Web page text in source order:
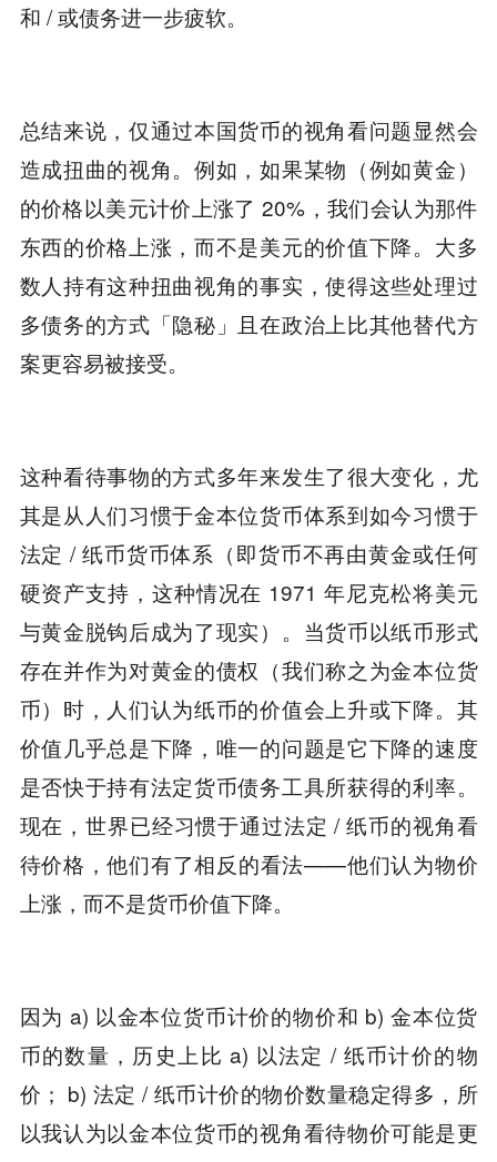
和 / 或债务进一步疲软。
总结来说，仅通过本国货币的视角看问题显然会
造成扭曲的视角。例如，如果某物（例如黄金）
的价格以美元计价上涨了 20%，我们会认为那件
东西的价格上涨，而不是美元的价值下降。大多
数人持有这种扭曲视角的事实，使得这些处理过
多债务的方式「隐秘」且在政治上比其他替代方
案更容易被接受。
这种看待事物的方式多年来发生了很大变化，尤
其是从人们习惯于金本位货币体系到如今习惯于
法定 / 纸币货币体系（即货币不再由黄金或任何
硬资产支持，这种情况在 1971 年尼克松将美元
与黄金脱钩后成为了现实）。当货币以纸币形式
存在并作为对黄金的债权（我们称之为金本位货
币）时，人们认为纸币的价值会上升或下降。其
价值几乎总是下降，唯一的问题是它下降的速度
是否快于持有法定货币债务工具所获得的利率。
现在，世界已经习惯于通过法定 / 纸币的视角看
待价格，他们有了相反的看法——他们认为物价
上涨，而不是货币价值下降。
因为 a) 以金本位货币计价的物价和 b) 金本位货
币的数量，历史上比 a) 以法定 / 纸币计价的物
价； b) 法定 / 纸币计价的物价数量稳定得多，所
以我认为以金本位货币的视角看待物价可能是更